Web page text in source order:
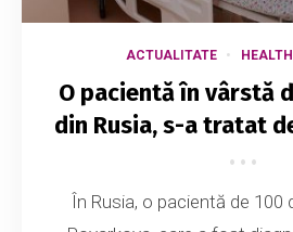
ACTUALITATE
O pacientă în vârstă
din Rusia, s-a tratat
În Rusia, o pacientă de 100